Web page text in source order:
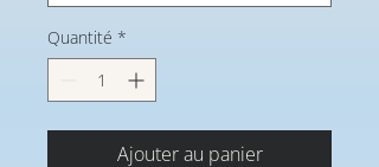
Quantité *
Ajouter au panier